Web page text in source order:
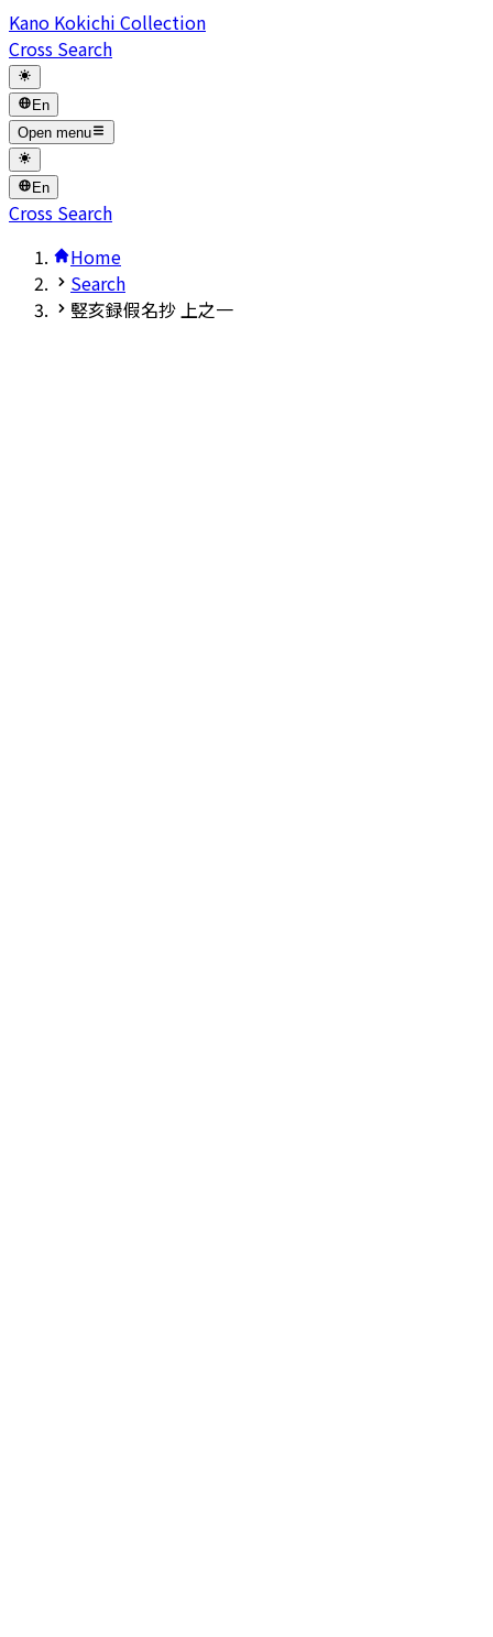
Kano Kokichi Collection
Cross Search
En
Open menu
En
Cross Search
Home
Search
竪亥録假名抄 上之一